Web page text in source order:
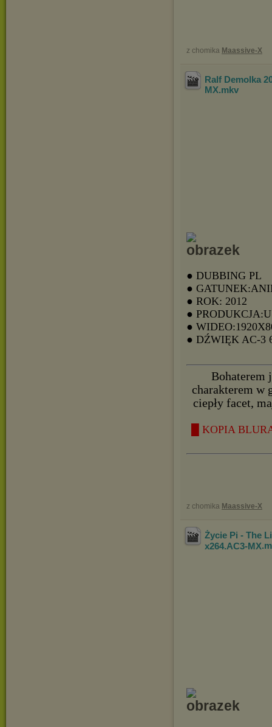
z chomika Maassive-X
Ralf Demolka
MX.mkv
● DUBBING PL
●
● ROK: 2012
●
●
● DŹWIĘK AC-3
Bohaterem
charakterem w
ciepły facet,
█ KOPIA
z chomika Maassive-X
Życie Pi - The
x264.AC3-MX